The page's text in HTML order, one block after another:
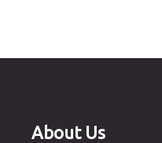
About Us